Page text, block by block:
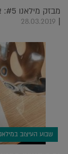
|
28.03.2019
שבוע העיצוב